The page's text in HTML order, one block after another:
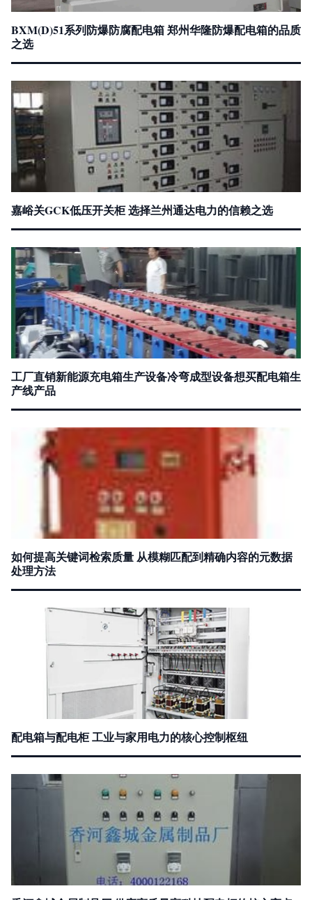
BXM(D)51系列防爆防腐配电箱 郑州华隆防爆配电箱的品质
之选
嘉峪关GCK低压开关柜 选择兰州通达电力的信赖之选
工厂直销新能源充电箱生产设备冷弯成型设备想买配电箱生
产线产品
如何提高关键词检索质量 从模糊匹配到精确内容的元数据
处理方法
配电箱与配电柜 工业与家用电力的核心控制枢纽